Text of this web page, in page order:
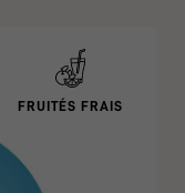
FRUITÉS FRAIS